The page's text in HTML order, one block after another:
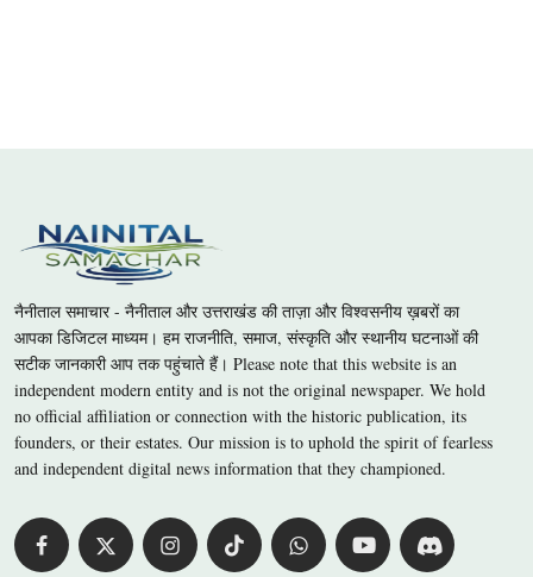
नैनीताल समाचार - नैनीताल और उत्तराखंड की ताज़ा और विश्वसनीय ख़बरों का
आपका डिजिटल माध्यम। हम राजनीति, समाज, संस्कृति और स्थानीय घटनाओं की
सटीक जानकारी आप तक पहुंचाते हैं। Please note that this website is an
independent modern entity and is not the original newspaper. We hold
no official affiliation or connection with the historic publication, its
founders, or their estates. Our mission is to uphold the spirit of fearless
and independent digital news information that they championed.